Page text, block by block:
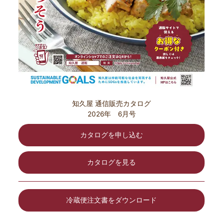
知久屋 通信販売カタログ
2026年 6月号
カタログを申し込む
カタログを見る
冷蔵便注文書をダウンロード